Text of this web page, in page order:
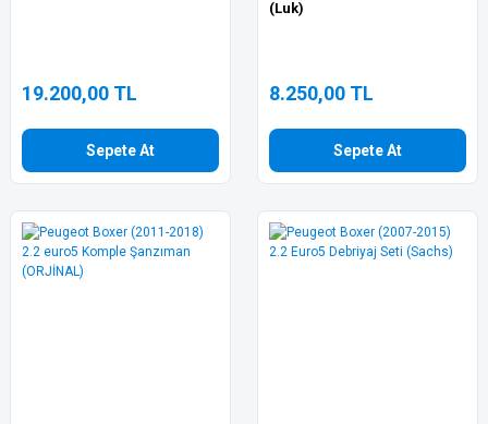
19.200,00 TL
Sepete At
(Luk)
8.250,00 TL
Sepete At